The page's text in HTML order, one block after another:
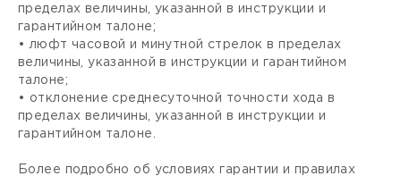
пределах величины, указанной в инструкции и
гарантийном талоне;
• люфт часовой и минутной стрелок в пределах
величины, указанной в инструкции и гарантийном
талоне;
• отклонение среднесуточной точности хода в
пределах величины, указанной в инструкции и
гарантийном талоне.
Более подробно об условиях гарантии и правилах